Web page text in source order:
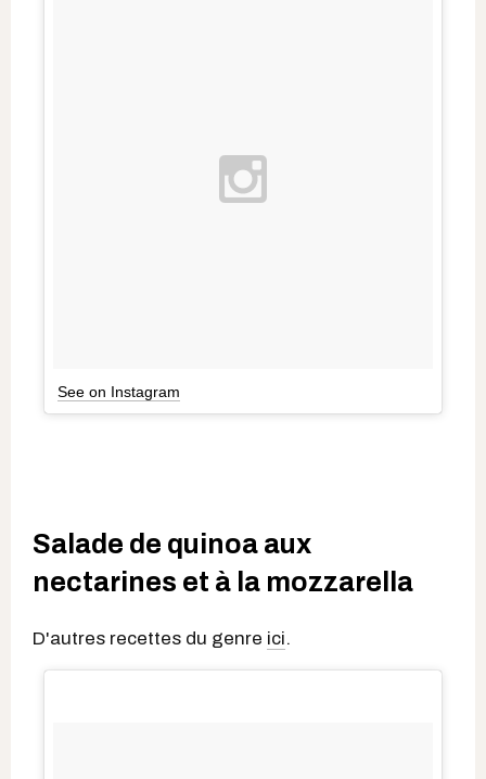
See on Instagram
Salade de quinoa aux
nectarines et à la mozzarella
D'autres recettes du genre ici.